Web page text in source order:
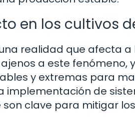
en los cultivos
realidad que afecta
a este fenómeno,
y extremas para
implementación de
clave para mitigar